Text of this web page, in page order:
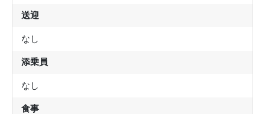
送迎
なし
添乗員
なし
食事